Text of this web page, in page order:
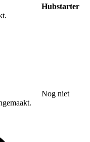
Hubstarter
Nog niet